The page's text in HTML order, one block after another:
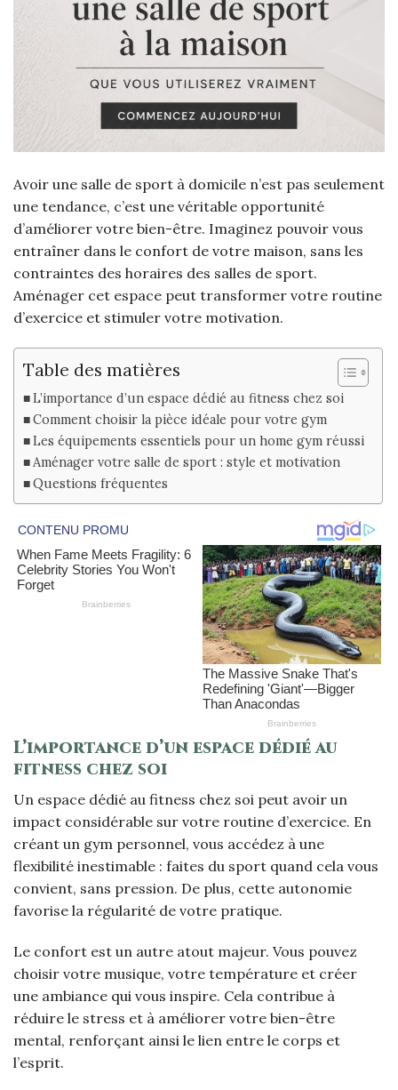
Avoir une salle de sport à domicile n’est pas seulement
une tendance, c’est une véritable opportunité
d’améliorer votre bien-être. Imaginez pouvoir vous
entraîner dans le confort de votre maison, sans les
contraintes des horaires des salles de sport.
Aménager cet espace peut transformer votre routine
d’exercice et stimuler votre motivation.
Table des matières
L’importance d’un espace dédié au fitness chez soi
Comment choisir la pièce idéale pour votre gym
Les équipements essentiels pour un home gym réussi
Aménager votre salle de sport : style et motivation
Questions fréquentes
L’importance d’un espace dédié au
fitness chez soi
Un espace dédié au fitness chez soi peut avoir un
impact considérable sur votre routine d’exercice. En
créant un gym personnel, vous accédez à une
flexibilité inestimable : faites du sport quand cela vous
convient, sans pression. De plus, cette autonomie
favorise la régularité de votre pratique.
Le confort est un autre atout majeur. Vous pouvez
choisir votre musique, votre température et créer
une ambiance qui vous inspire. Cela contribue à
réduire le stress et à améliorer votre bien-être
mental, renforçant ainsi le lien entre le corps et
l’esprit.